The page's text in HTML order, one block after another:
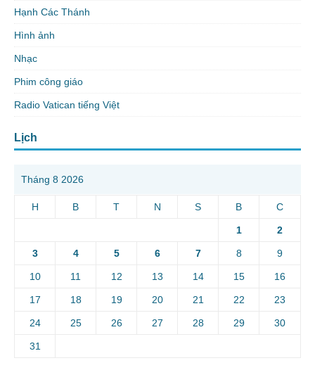
Hạnh Các Thánh
Hình ảnh
Nhạc
Phim công giáo
Radio Vatican tiếng Việt
Lịch
Tháng 8 2026
H B T N S B C
1 2
3 4 5 6 7 8 9
10 11 12 13 14 15 16
17 18 19 20 21 22 23
24 25 26 27 28 29 30
31